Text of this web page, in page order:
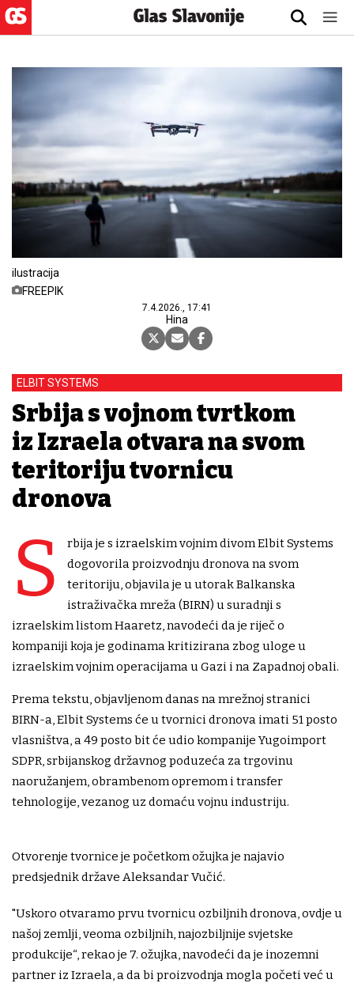
ilustracija
FREEPIK
7.4.2026., 17:41
Hina
ELBIT SYSTEMS
Srbija s vojnom tvrtkom
iz Izraela otvara na svom
teritoriju tvornicu
dronova
S
rbija je s izraelskim vojnim divom Elbit Systems
dogovorila proizvodnju dronova na svom
teritoriju, objavila je u utorak Balkanska
istraživačka mreža (BIRN) u suradnji s
izraelskim listom Haaretz, navodeći da je riječ o
kompaniji koja je godinama kritizirana zbog uloge u
izraelskim vojnim operacijama u Gazi i na Zapadnoj obali.
Prema tekstu, objavljenom danas na mrežnoj stranici
BIRN-a, Elbit Systems će u tvornici dronova imati 51 posto
vlasništva, a 49 posto bit će udio kompanije Yugoimport
SDPR, srbijanskog državnog poduzeća za trgovinu
naoružanjem, obrambenom opremom i transfer
tehnologije, vezanog uz domaću vojnu industriju.
Otvorenje tvornice je početkom ožujka je najavio
predsjednik države Aleksandar Vučić.
"Uskoro otvaramo prvu tvornicu ozbiljnih dronova, ovdje u
našoj zemlji, veoma ozbiljnih, najozbiljnije svjetske
produkcije“, rekao je 7. ožujka, navodeći da je inozemni
partner iz Izraela, a da bi proizvodnja mogla početi već u